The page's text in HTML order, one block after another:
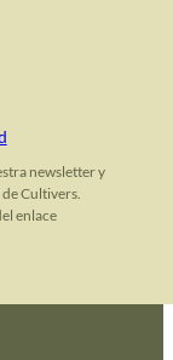
newsletter y
Cultivers.
enlace